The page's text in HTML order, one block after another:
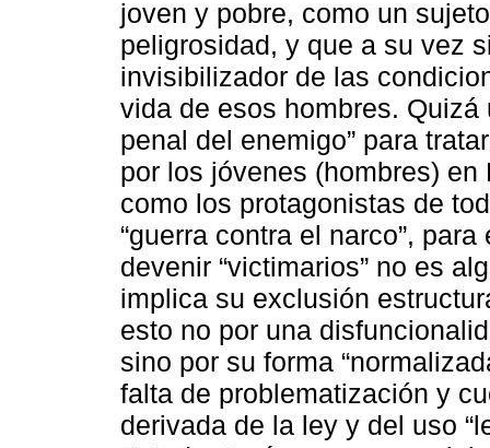
joven y pobre, como un
peligrosidad, y que a su vez
invisibilizador de las
vida de esos hombres. Quizá
penal del enemigo” para
por los jóvenes (hombres)
como los protagonistas de
“guerra contra el narco”,
devenir “victimarios” no es
implica su exclusión
esto no por una
sino por su forma
falta de problematización y
derivada de la ley y del uso